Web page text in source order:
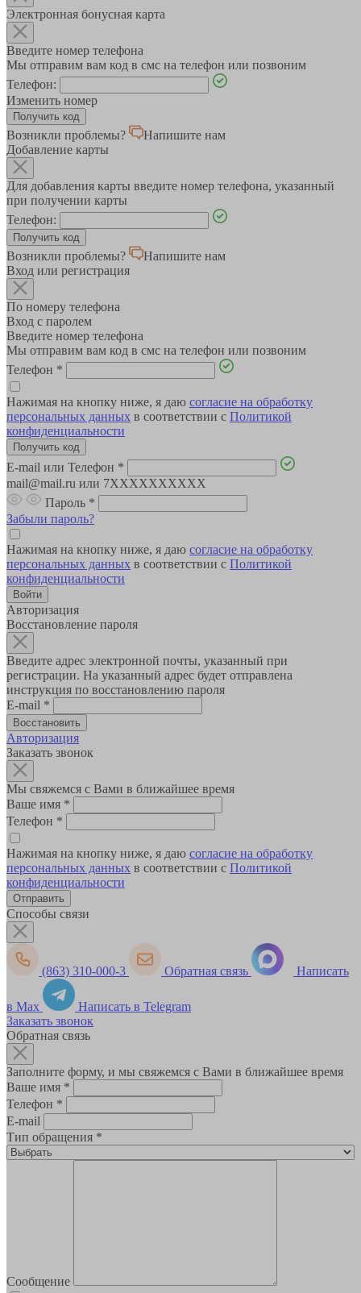
Электронная бонусная карта
Введите номер телефона
Мы отправим вам код в смс на телефон или позвоним
Телефон:
Изменить номер
Возникли проблемы?
Напишите нам
Добавление карты
Для добавления карты введите номер телефона, указанный
при получении карты
Телефон:
Возникли проблемы?
Напишите нам
Вход или регистрация
По номеру телефона
Вход с паролем
Введите номер телефона
Мы отправим вам код в смс на телефон или позвоним
Телефон *
Нажимая на кнопку ниже, я даю согласие на обработку
персональных данных в соответствии с Политикой
конфиденциальности
E-mail или Телефон *
mail@mail.ru или 7XXXXXXXXXX
Пароль *
Забыли пароль?
Нажимая на кнопку ниже, я даю согласие на обработку
персональных данных в соответствии с Политикой
конфиденциальности
Авторизация
Восстановление пароля
Введите адрес электронной почты, указанный при
регистрации. На указанный адрес будет отправлена
инструкция по восстановлению пароля
E-mail *
Авторизация
Заказать звонок
Мы свяжемся с Вами в ближайшее время
Ваше имя *
Телефон *
Нажимая на кнопку ниже, я даю согласие на обработку
персональных данных в соответствии с Политикой
конфиденциальности
Способы связи
(863) 310-000-3 Обратная связь Написать
в Max
Написать в Telegram
Заказать звонок
Обратная связь
Заполните форму, и мы свяжемся с Вами в ближайшее время
Ваше имя *
Телефон *
E-mail
Тип обращения *
Сообщение